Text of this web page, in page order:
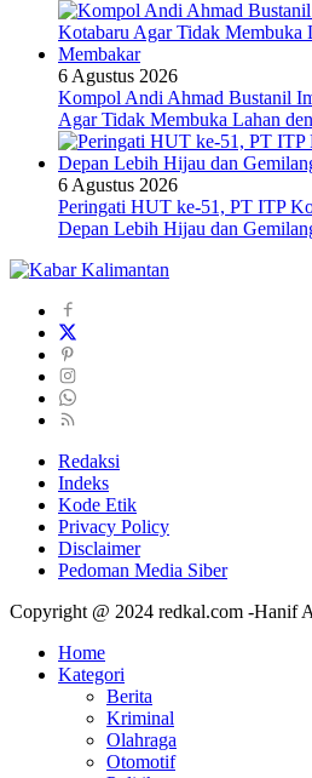
6 Agustus 2026
Kompol Andi Ahmad Bustanil
Agar Tidak Membuka Lahan
6 Agustus 2026
Peringati HUT ke-51, PT ITP
Depan Lebih Hijau dan
Redaksi
Indeks
Kode Etik
Privacy Policy
Disclaimer
Pedoman Media Siber
Copyright @ 2024 redkal.com -Hanif
Home
Kategori
Berita
Kriminal
Olahraga
Otomotif